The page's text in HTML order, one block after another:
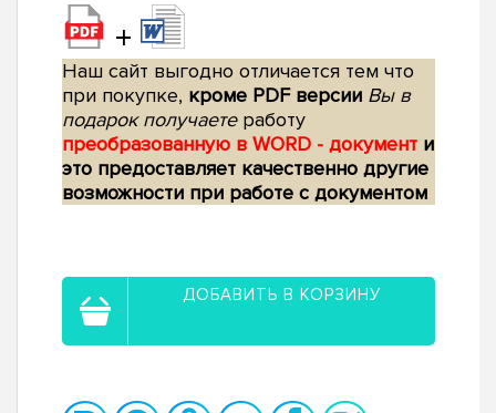
+
Наш сайт выгодно отличается тем что
при покупке, кроме PDF версии Вы в
подарок получаетеработу
преобразованную в WORD - документ и
это предоставляет качественно другие
возможности при работе с документом
ДОБАВИТЬ В КОРЗИНУ